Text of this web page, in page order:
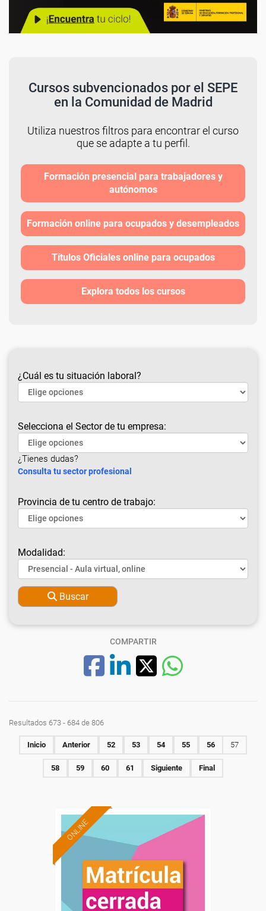
Cursos subvencionados por el SEPE
en la Comunidad de Madrid
Utiliza nuestros filtros para encontrar el curso
que se adapte a tu perfil.
Formación presencial para trabajadores y
autónomos
Formación online para ocupados y desempleados
Títulos Oficiales online para ocupados
Explora todos los cursos
¿Cuál es tu situación laboral?
Selecciona el Sector de tu empresa:
¿Tienes dudas?
Consulta tu sector profesional
Provincia de tu centro de trabajo:
Modalidad:
Buscar
COMPARTIR
Resultados 673 - 684 de 806
Inicio Anterior 52 53 54 55 56 57
58 59 60 61 Siguiente Final
ONLINE